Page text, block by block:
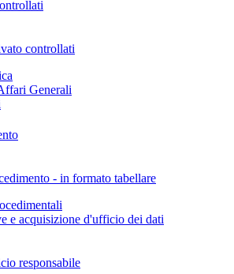
controllati
Generali
- in formato tabellare
e acquisizione d'ufficio dei dati
responsabile